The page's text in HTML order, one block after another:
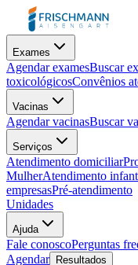
Exames
Agendar examesBuscar
toxicológicosConvênios
Vacinas
Agendar vacinasBuscar
Serviços
Atendimento domiciliar
MulherAtendimento
empresasPré-atendimento
Unidades
Ajuda
Fale conoscoPerguntas
Agendar
Resultados